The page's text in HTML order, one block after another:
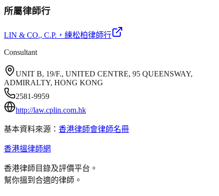
所屬律師行
LIN & CO., C.P. ，練松柏律師行
Consultant
UNIT B, 19/F., UNITED CENTRE, 95 QUEENSWAY,
ADMIRALTY, HONG KONG
2581-9959
http://law.cplin.com.hk
基本資料來源： 香港律師會律師名冊
香港搵律師網
香港律師目錄及評價平台。
幫你搵到合適的律師。